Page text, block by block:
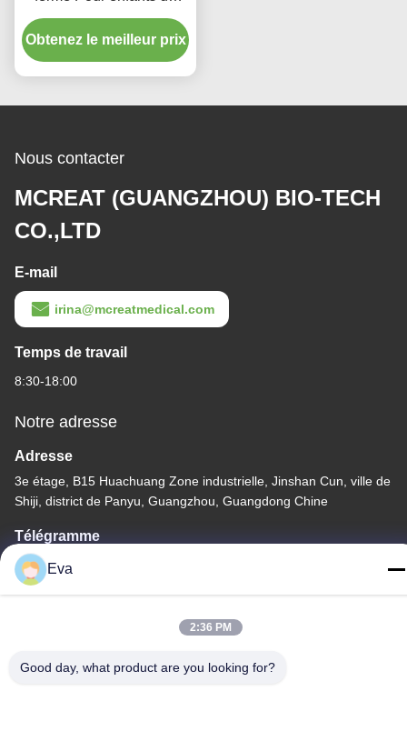
type 72H
Obtenez le meilleur prix
Nous contacter
MCREAT (GUANGZHOU) BIO-TECH
CO.,LTD
E-mail
irina@mcreatmedical.com
Temps de travail
8:30-18:00
Notre adresse
Adresse
3e étage, B15 Huachuang Zone industrielle, Jinshan Cun, ville de
Shiji, district de Panyu, Guangzhou, Guangdong Chine
Télégramme
86-020-3156-0583
Chine Bonne qualité Système d'aspiration fermé Le fournisseur.
Eva
2:36 PM
Good day, what product are you looking for?